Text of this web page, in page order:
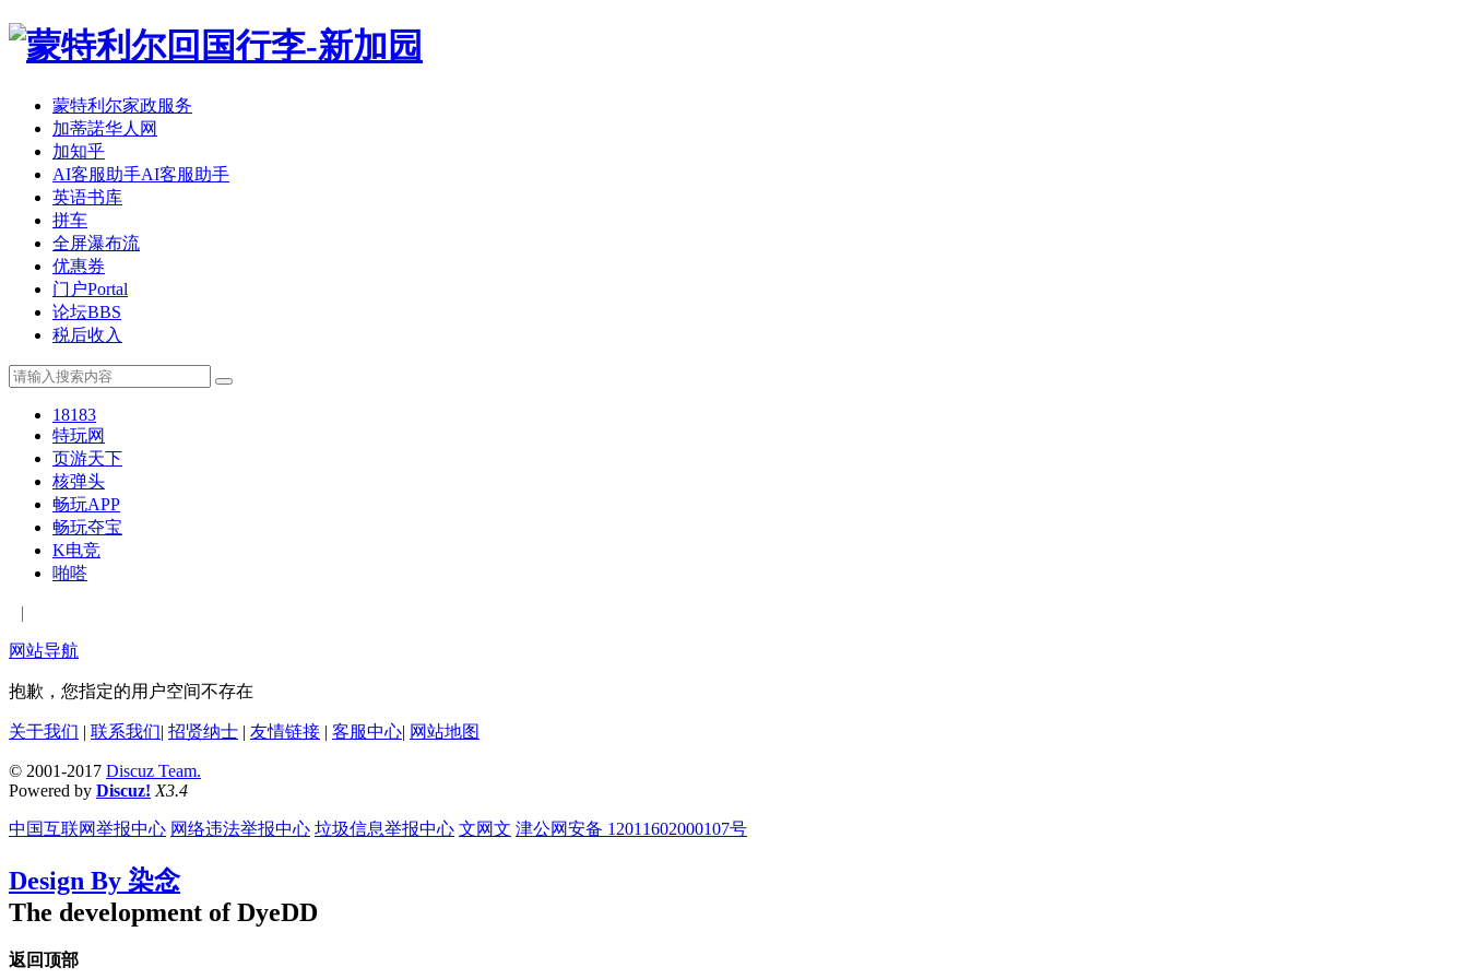
蒙特利尔家政服务
加蒂諾华人网
加知乎
AI客服助手AI客服助手
英语书库
拼车
全屏瀑布流
优惠券
门户Portal
论坛BBS
税后收入
18183
特玩网
页游天下
核弹头
畅玩APP
畅玩夺宝
K电竞
啪嗒
|
网站导航
抱歉，您指定的用户空间不存在
关于我们 | 联系我们| 招贤纳士 | 友情链接 | 客服中心| 网站地图
© 2001-2017 Discuz Team.
Powered by Discuz! X3.4
中国互联网举报中心 网络违法举报中心 垃圾信息举报中心 文网文 津公网安备 12011602000107号
Design By 染念
The development of DyeDD
返回顶部